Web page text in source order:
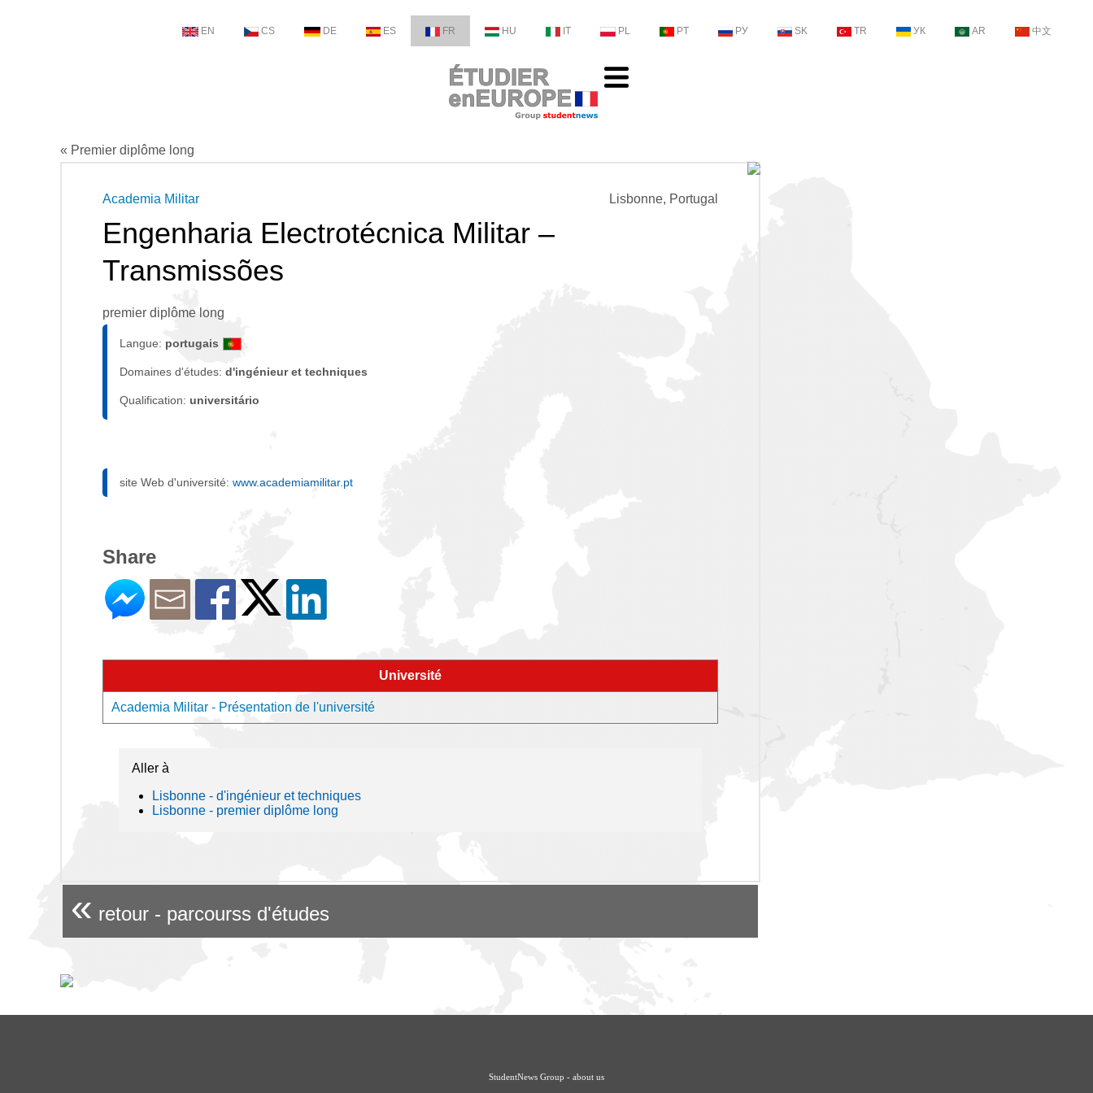
EN CS DE ES FR HU IT PL PT РУ SK TR УК AR 中文
« Premier diplôme long
Lisbonne, Portugal
Academia Militar
Engenharia Electrotécnica Militar –
Transmissões
premier diplôme long
Langue: portugais
Domaines d'études: d'ingénieur et techniques
Qualification: universitário
site Web d'université: www.academiamilitar.pt
Share
Université
Academia Militar - Présentation de l'université
Aller à
Lisbonne - d'ingénieur et techniques
Lisbonne - premier diplôme long
« retour - parcourss d'études
StudentNews Group - about us